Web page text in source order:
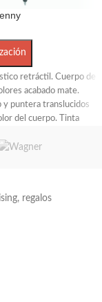
retráctil. Cuerpo de
acabado mate.
y puntera translucidos
del cuerpo. Tinta
regalos